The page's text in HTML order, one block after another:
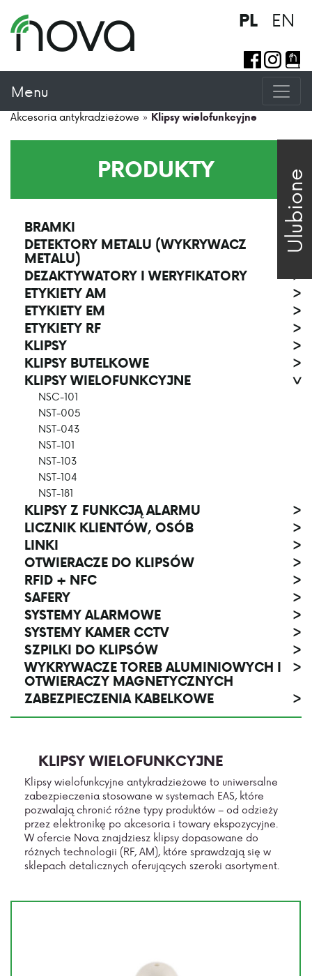
Ulubione
PL EN
Menu
Akcesoria antykradzieżowe » Klipsy wielofunkcyjne
PRODUKTY
BRAMKI
>
DETEKTORY METALU (WYKRYWACZ
METALU)
>
DEZAKTYWATORY I WERYFIKATORY
>
ETYKIETY AM
>
ETYKIETY EM
>
ETYKIETY RF
>
KLIPSY
>
KLIPSY BUTELKOWE
>
KLIPSY WIELOFUNKCYJNE
>
NSC-101
NST-005
NST-043
NST-101
NST-103
NST-104
NST-181
KLIPSY Z FUNKCJĄ ALARMU
>
LICZNIK KLIENTÓW, OSÓB
>
LINKI
>
OTWIERACZE DO KLIPSÓW
>
RFID + NFC
>
SAFERY
>
SYSTEMY ALARMOWE
>
SYSTEMY KAMER CCTV
>
SZPILKI DO KLIPSÓW
>
WYKRYWACZE TOREB ALUMINIOWYCH I
OTWIERACZY MAGNETYCZNYCH
>
ZABEZPIECZENIA KABELKOWE
>
KLIPSY WIELOFUNKCYJNE
Klipsy wielofunkcyjne antykradzieżowe to uniwersalne
zabezpieczenia stosowane w systemach EAS, które
pozwalają chronić różne typy produktów – od odzieży
przez elektronikę po akcesoria i towary ekspozycyjne.
W ofercie Nova znajdziesz klipsy dopasowane do
różnych technologii (RF, AM), które sprawdzają się w
sklepach detalicznych oferujących szeroki asortyment.